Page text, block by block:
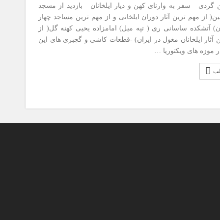
گردی سفر به وارنای کهن و دیار ایلخانان بازدید از مسجد
از مهم ترین آثار دوران ایلخانی و از مهم ترین مساجد چهار
آتشکده ساسانی ری ( تپه میل) امامزاده یحیی کهنه گل( از
آثار ایلخانان مغول در ایران) -قطعات کاشی و گچبری های این
موزه های ویکتوریا …